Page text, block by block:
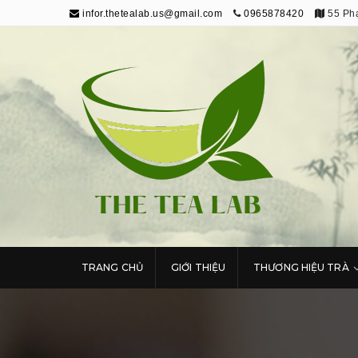
infor.thetealab.us@gmail.com 0965878420 55
The Tea Lab
Trang Thông Tin Về Trà
TRANG CHỦ GIỚI THIỆU THƯƠNG HIỆU TRÀ